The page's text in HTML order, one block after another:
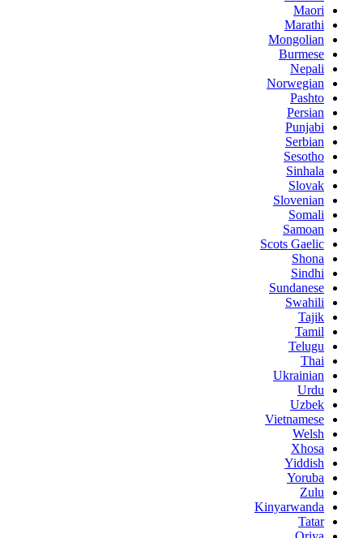
Maori
Marathi
Mongolian
Burmese
Nepali
Norwegian
Pashto
Persian
Punjabi
Serbian
Sesotho
Sinhala
Slovak
Slovenian
Somali
Samoan
Scots Gaelic
Shona
Sindhi
Sundanese
Swahili
Tajik
Tamil
Telugu
Thai
Ukrainian
Urdu
Uzbek
Vietnamese
Welsh
Xhosa
Yiddish
Yoruba
Zulu
Kinyarwanda
Tatar